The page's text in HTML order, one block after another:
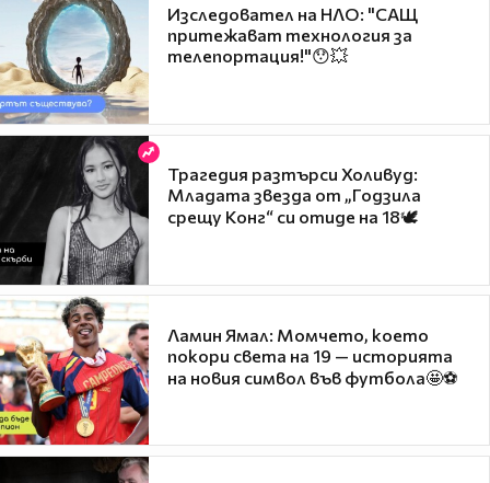
Изследовател на НЛО: "САЩ
притежават технология за
телепортация!"😯💥
Трагедия разтърси Холивуд:
Младата звезда от „Годзила
срещу Конг“ си отиде на 18🕊️
Ламин Ямал: Момчето, което
покори света на 19 — историята
на новия символ във футбола🤩⚽